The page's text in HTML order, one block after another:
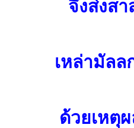
จึงส่งส
เหล่ามัลล
ด้วยเหตุ